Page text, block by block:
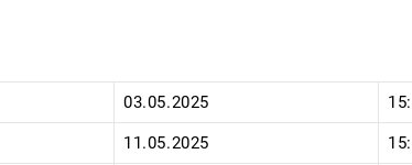
03.05.2025
11.05.2025